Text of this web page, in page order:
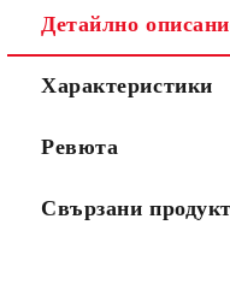
Детайлно
Характеристики
Ревюта
Свързани